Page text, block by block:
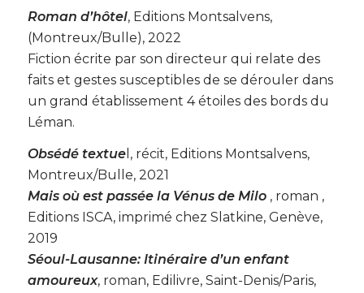
Roman d’hôtel, Editions Montsalvens,
(Montreux/Bulle), 2022
Fiction écrite par son directeur qui relate des
faits et gestes susceptibles de se dérouler dans
un grand établissement 4 étoiles des bords du
Léman.
Obsédé textuel, récit, Editions Montsalvens,
Montreux/Bulle, 2021
Mais où est passée la Vénus de Milo, roman ,
Editions ISCA, imprimé chez Slatkine, Genève,
2019
Séoul-Lausanne: Itinéraire d’un enfant
amoureux, roman, Edilivre, Saint-Denis/Paris,